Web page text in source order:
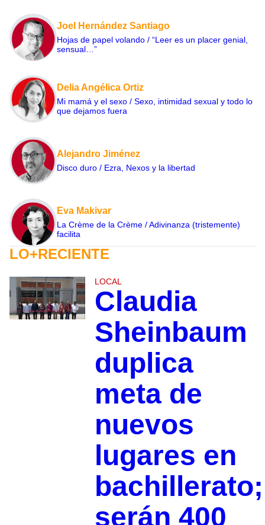
Joel Hernández Santiago
Hojas de papel volando / “Leer es un placer genial,
sensual…”
Delia Angélica Ortiz
Mi mamá y el sexo / Sexo, intimidad sexual y todo lo
que dejamos fuera
Alejandro Jiménez
Disco duro / Ezra, Nexos y la libertad
Eva Makivar
La Crème de la Crème / Adivinanza (tristemente)
facilita
LO+RECIENTE
LOCAL
Claudia
Sheinbaum
duplica
meta de
nuevos
lugares en
bachillerato;
serán 400